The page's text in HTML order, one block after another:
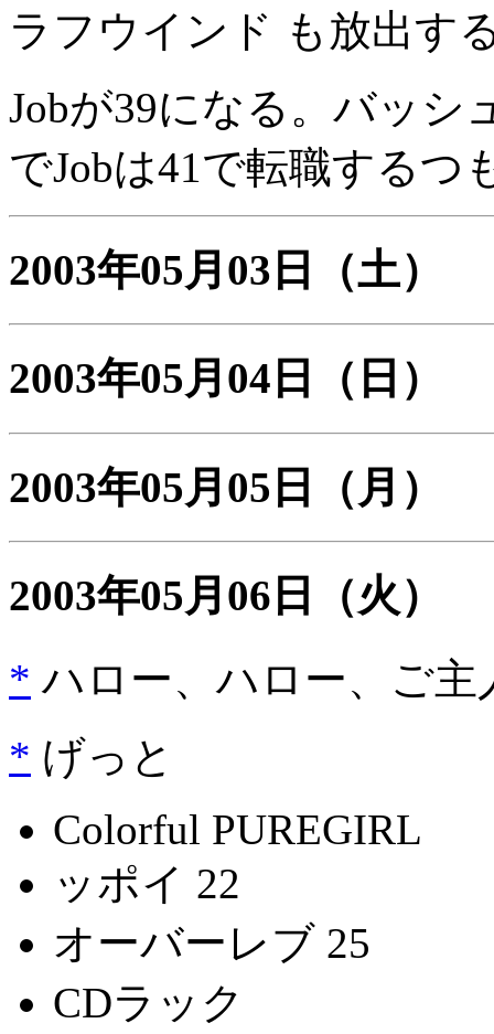
ラフウインド も放出す
Jobが39になる。バッシ
でJobは41で転職するつ
2003年05月03日 （土）
2003年05月04日 （日）
2003年05月05日 （月）
2003年05月06日
（火）
* ハロー、ハロー、ご主
* げっと
Colorful PUREGIRL
ッポイ 22
オーバーレブ 25
CDラック